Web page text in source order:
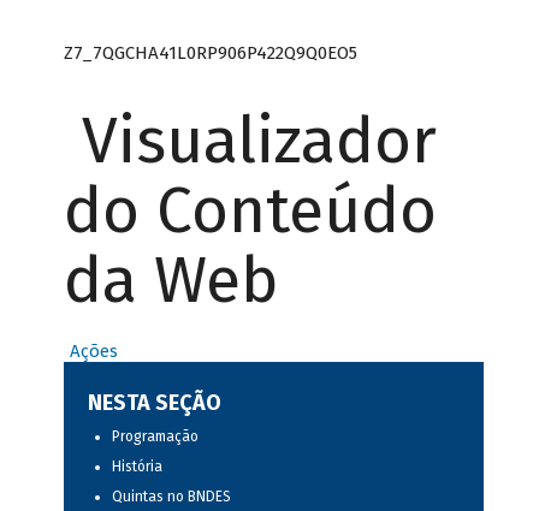
Z7_7QGCHA41L0RP906P422Q9Q0EO5
Visualizador
do Conteúdo
da Web
Ações
NESTA SEÇÃO
Programação
História
Quintas no BNDES